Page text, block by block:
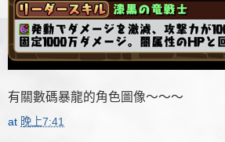
有關數碼暴龍的角色圖像～～～
at 晚上7:41